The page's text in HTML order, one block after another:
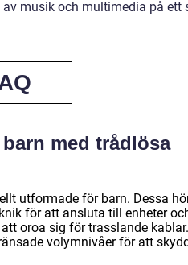
musik och multimedia på ett
med trådlösa
utformade för barn. Dessa
för att ansluta till enheter
oroa sig för trasslande
volymnivåer för att